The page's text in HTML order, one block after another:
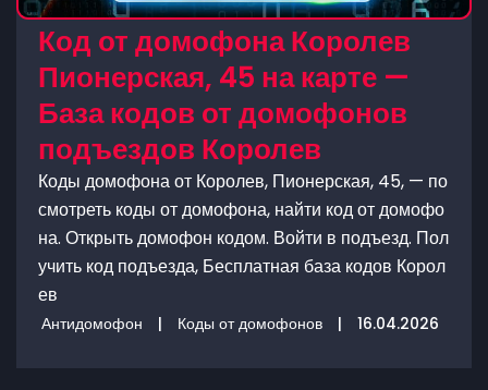
Код от домофона Королев
Пионерская, 45 на карте —
База кодов от домофонов
подъездов Королев
Коды домофона от Королев, Пионерская, 45, — по
смотреть коды от домофона, найти код от домофо
на. Открыть домофон кодом. Войти в подъезд. Пол
учить код подъезда, Бесплатная база кодов Корол
ев
Антидомофон | Коды от домофонов | 16.04.2026